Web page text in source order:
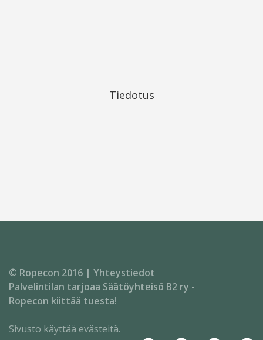
Tiedotus
© Ropecon 2016 | Yhteystiedot
Palvelintilan tarjoaa Säätöyhteisö B2 ry -
Ropecon kiittää tuesta!
Sivusto käyttää evästeitä.